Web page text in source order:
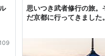
思いつき武者修行の旅。
だ京都に行ってきました。